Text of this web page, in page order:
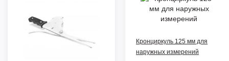
Кронциркуль 125 мм для
наружных измерений